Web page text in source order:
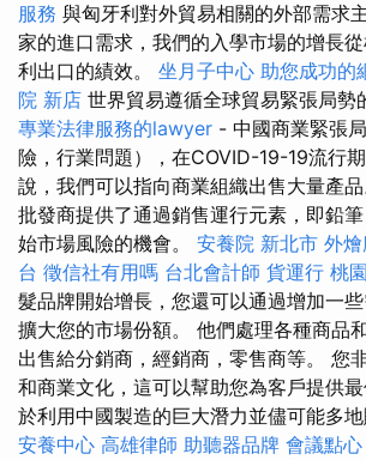
服務 與匈牙利對外貿易相關的外部需求
家的進口需求，我們的入學市場的增長
利出口的績效。 坐月子中心 助您成功的
院 新店 世界貿易遵循全球貿易緊張局勢
專業法律服務的lawyer - 中國商業緊張
險，行業問題），在COVID-19-19流行
說，我們可以指向商業組織出售大量產品
批發商提供了通過銷售運行元素，即鉛
始市場風險的機會。 安養院 新北市 外
台 徵信社有用嗎 台北會計師 貨運行 桃
髮品牌開始增長，您還可以通過增加一
擴大您的市場份額。 他們處理各種商品
出售給分銷商，經銷商，零售商等。 您
和商業文化，這可以幫助您為客戶提供
於利用中國製造的巨大潛力並儘可能多
安養中心 高雄律師 助聽器品牌 會議點心